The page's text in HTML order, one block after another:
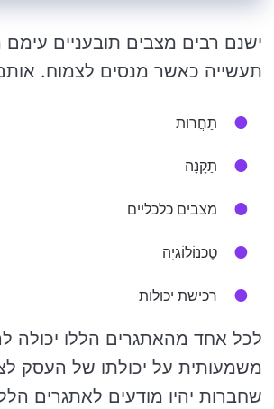
ישנם רבים מצבים תובעניים
תעשייה כאשר מנסים לצמוח.
תַחֲרוּת
תַקָנָה
מצבים כלכליים
טֶכנוֹלוֹגִיָה
רכישת יכולות
לכל אחד מהאתגרים הללו יכולה
משמעותית על יכולתו של העסק
שחברות יהיו מודעים לאתגרים